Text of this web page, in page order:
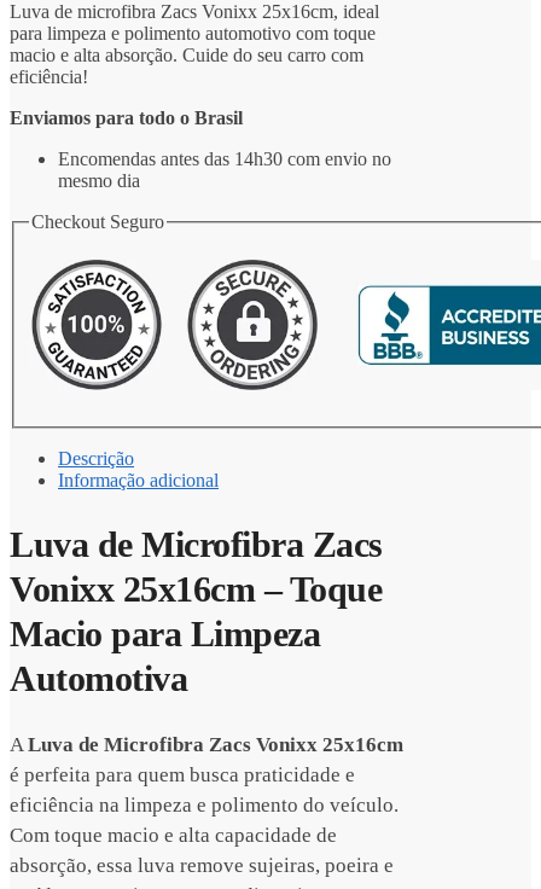
Luva de microfibra Zacs Vonixx 25x16cm, ideal
para limpeza e polimento automotivo com toque
macio e alta absorção. Cuide do seu carro com
eficiência!
Enviamos para todo o Brasil
Encomendas antes das 14h30 com envio no
mesmo dia
Checkout Seguro
Descrição
Informação adicional
Luva de Microfibra Zacs
Vonixx 25x16cm – Toque
Macio para Limpeza
Automotiva
ALuva de Microfibra Zacs Vonixx 25x16cm
é perfeita para quem busca praticidade e
eficiência na limpeza e polimento do veículo.
Com toque macio e alta capacidade de
absorção, essa luva remove sujeiras, poeira e